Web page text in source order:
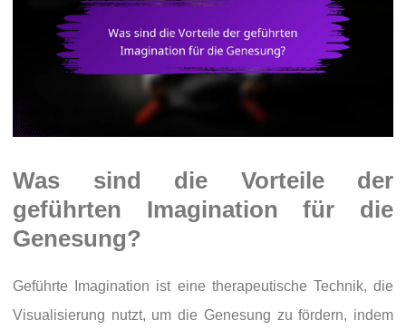
Was sind die Vorteile der
geführten Imagination für die
Genesung?
Geführte Imagination ist eine therapeutische Technik, die
Visualisierung nutzt, um die Genesung zu fördern, indem